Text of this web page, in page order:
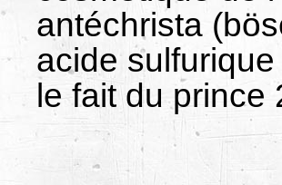
antéchrista
acide
le fait du prince